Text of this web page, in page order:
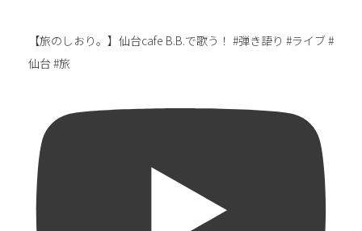
【旅のしおり。】仙台cafe B.B.で歌う！ #弾き語り #ライブ #
仙台 #旅